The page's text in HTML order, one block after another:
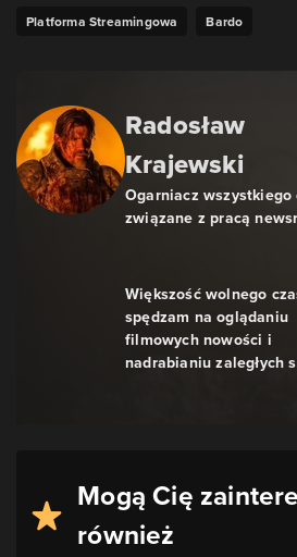
Platforma Streamingowa
Bardo
Radosław
Krajewski
Ogarniacz wszystkiego
związane z pracą
Większość wolnego
spędzam na oglądaniu
filmowych nowości i
nadrabianiu zaległych
Mogą Cię
również